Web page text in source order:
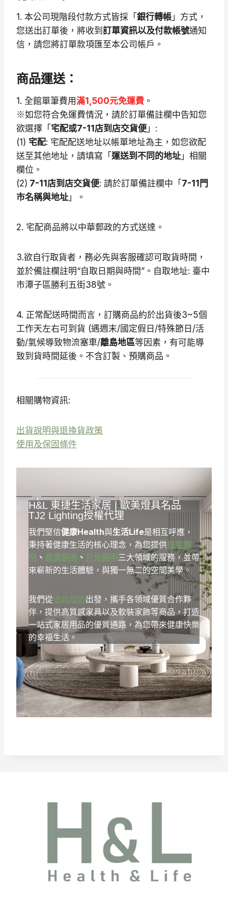
1. 本公司現階段付款方式皆採「 銀行轉帳 」方式，
您送出訂單後，將收到 訂單資訊以及付款帳號通知
信，請您將訂單款項匯至本公司帳戶。
商品運送：
1. 全館單筆費用滿1,500元免運費 。
※如您符合免運費情況，請於訂單備註欄中告知您
欲選擇「 宅配或7-11店到店交貨便 」:
(1) 宅配: 宅配配送地址以帳單地址為主，如您欲配
送至其他地址，請填寫「 運送到不同的地址 」相關
欄位。
(2) 7-11店到店交貨便: 請於訂單備註欄中「 7-11門
市名稱與地址 」。
2. 宅配商品將以中華郵政的方式送達。
3.欲自行取貨者，務必先與客服確認可取貨時間，
並於備註欄註明“自取日期與時間”。自取地址: 臺中
市潭子區勝利五街38號。
4. 正常配送時間而言，訂購商品約於出貨後3~5個
工作天左右可到貨 (遇週末/國定假日/特殊節日/活
動/氣候導致物流塞車/離島地區等因素，有可能導
致到貨時間延後。不含訂製、預購商品。
相關購物資訊:
出貨說明與退換貨政策
使用及保固條件
H&L 東捷生活家居 | 歐美燈具名品
TJ2 Lighting授權代理
我們堅信健康Health與生活Life是相互呼應，
秉持著健康生活的核心理念，為您提供住宅照
明 、 商業照明 、 戶外照明 三大領域的服務，並帶
來嶄新的生活體驗，與獨一無二的空間美學。
我們從燈具燈飾出發，攜手各領域優質合作夥
伴，提供高質感家具以及軟裝家飾等商品，打造
一站式家居用品的優質通路，為您帶來健康快樂
的幸福生活。